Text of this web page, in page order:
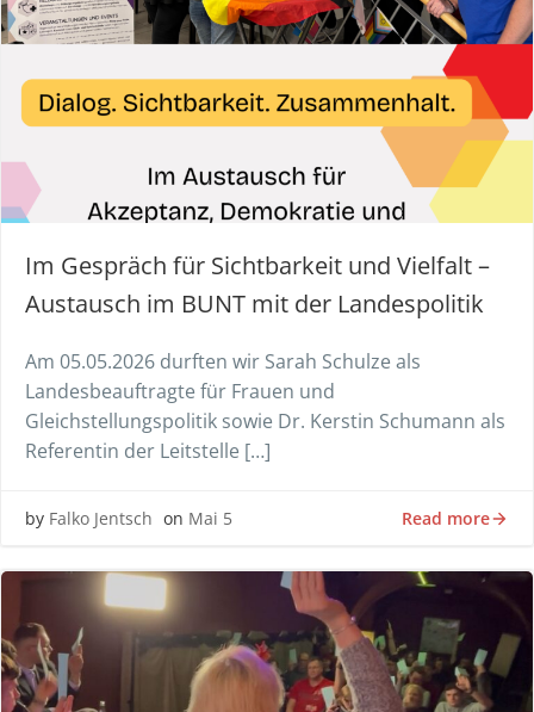
Im Gespräch für Sichtbarkeit und Vielfalt –
Austausch im BUNT mit der Landespolitik
Am 05.05.2026 durften wir Sarah Schulze als
Landesbeauftragte für Frauen und
Gleichstellungspolitik sowie Dr. Kerstin Schumann als
Referentin der Leitstelle […]
by Falko Jentsch on Mai 5 Read more